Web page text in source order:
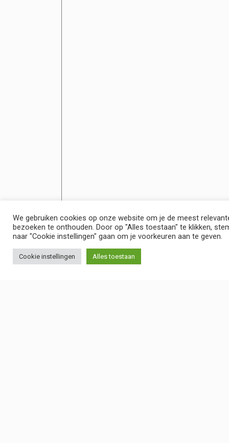
05
We gebruiken cookies op onze website om je de meest
bezoeken te onthouden. Door op "Alles toestaan" te klikken,
naar "Cookie instellingen" gaan om je voorkeuren aan te geven.
Cookie instellingen Alles toestaan